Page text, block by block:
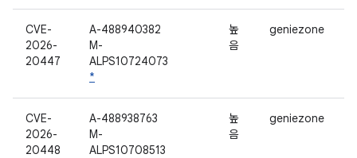
CVE-
2026-
20447
A-488940382
M-
ALPS10724073
*
높
음
geniezone
CVE-
2026-
20448
A-488938763
M-
ALPS10708513
높
음
geniezone